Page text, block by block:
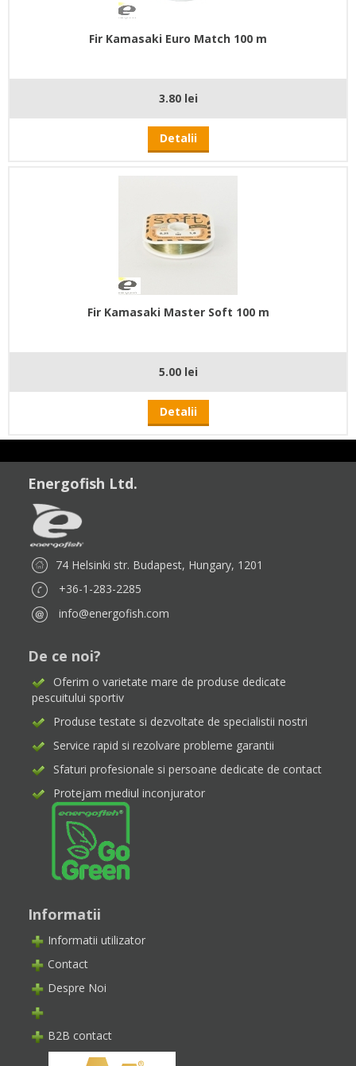
Fir Kamasaki Euro Match 100 m
3.80 lei
Detalii
Fir Kamasaki Master Soft 100 m
5.00 lei
Detalii
Energofish Ltd.
74 Helsinki str. Budapest, Hungary, 1201
+36-1-283-2285
info@energofish.com
De ce noi?
Oferim o varietate mare de produse dedicate
pescuitului sportiv
Produse testate si dezvoltate de specialistii nostri
Service rapid si rezolvare probleme garantii
Sfaturi profesionale si persoane dedicate de contact
Protejam mediul inconjurator
Informatii
Informatii utilizator
Contact
Despre Noi
B2B contact